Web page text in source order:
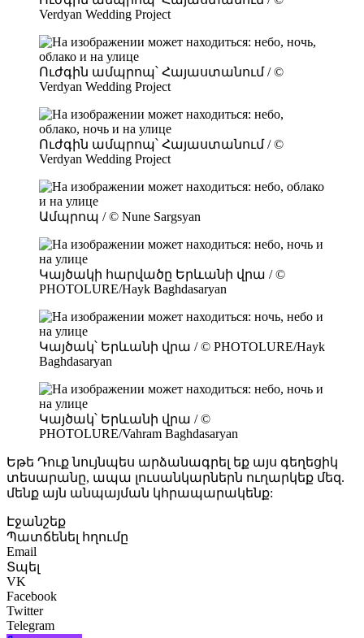
Verdyan Wedding Project
Ուժգին ամպրոպ՝ Հայաստանում / ©
Verdyan Wedding Project
Ուժգին ամպրոպ՝ Հայաստանում / ©
Verdyan Wedding Project
Ամպրոպ / © Nune Sargsyan
Կայծակի հարվածը Երևանի վրա / ©
PHOTOLURE/Hayk Baghdasaryan
Կայծակ՝ Երևանի վրա / © PHOTOLURE/Hayk
Baghdasaryan
Կայծակ՝ Երևանի վրա / ©
PHOTOLURE/Vahram Baghdasaryan
Եթե Դուք նույնպես արձանագրել եք այս գեղեցիկ
տեսարանը, ապա լուսանկարներն ուղարկեք մեզ.
մենք այն անպայման կհրապարակենք:
Էջանշեք
Պատճենել հղումը
Email
Տպել
VK
Facebook
Twitter
Telegram